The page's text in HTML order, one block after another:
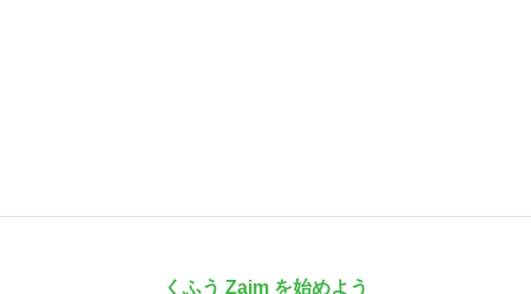
くふう Zaim を始めよう